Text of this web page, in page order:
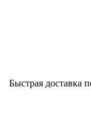
Быстрая доставка